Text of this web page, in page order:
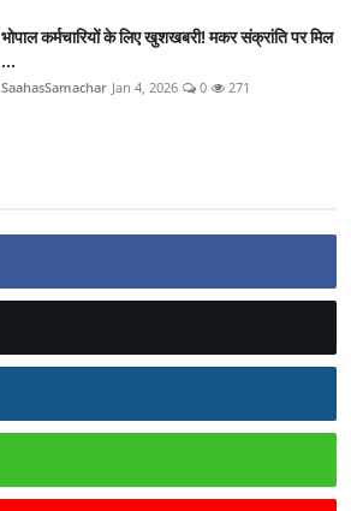
भोपाल कर्मचारियों के लिए खुशखबरी! मकर संक्रांति पर मिल
...
SaahasSamachar Jan 4, 2026 0 271